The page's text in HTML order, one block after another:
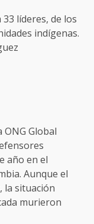
líderes, de los
indígenas.
Global
año en el
Aunque el
la situación
murieron